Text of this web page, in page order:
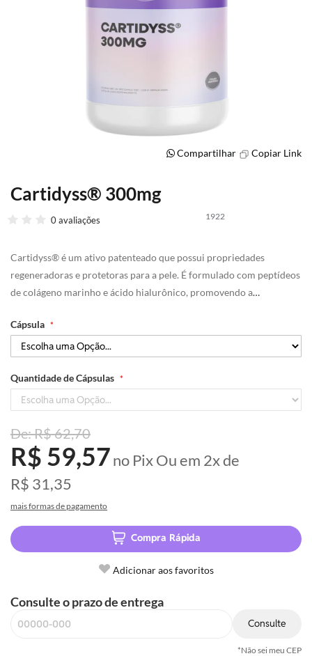
Cartidyss® 300mg
1922
0 avaliações
Cartidyss® é um ativo patenteado que possui propriedades
regeneradoras e protetoras para a pele. É formulado com peptídeos
de colágeno marinho e ácido hialurônico, promovendo a
redução de rugas e linhas de expressão.
Cápsula
Quantidade de Cápsulas
R$ 62,70
R$ 59,57no PixOu em 2xde
R$ 31,35
mais formas de pagamento
Compra Rápida
Adicionar aos favoritos
Consulte o prazo de entrega
Consulte
*Não sei meu CEP
Compartilhar Copiar Link
Saltar
para
Galeria
de
imagens